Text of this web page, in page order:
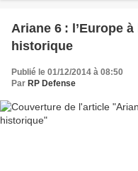
Ariane 6 : l’Europe
historique
Publié le 01/12/2014 à 08:50
Par RP Defense